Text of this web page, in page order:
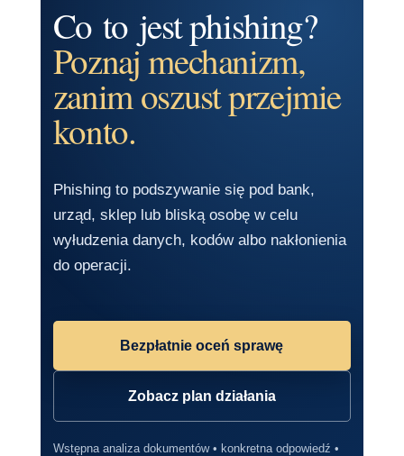
Co to jest phishing?
Poznaj mechanizm,
zanim oszust przejmie
konto.
Phishing to podszywanie się pod bank,
urząd, sklep lub bliską osobę w celu
wyłudzenia danych, kodów albo nakłonienia
do operacji.
Bezpłatnie oceń sprawę
Zobacz plan działania
Wstępna analiza dokumentów • konkretna odpowiedź •